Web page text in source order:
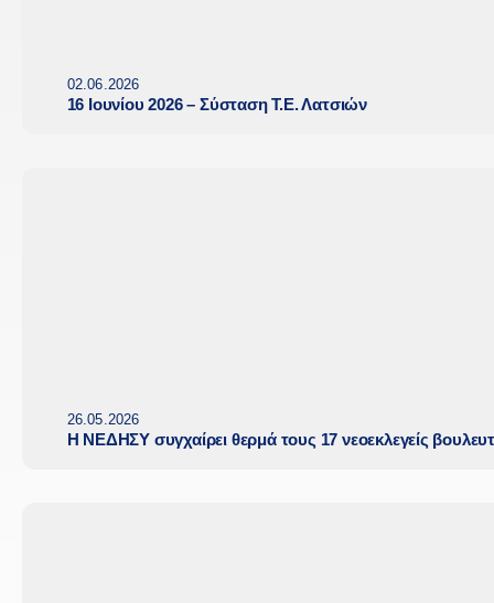
02.06.2026
16 Ιουνίου 2026 – Σύσταση Τ.Ε. Λατσιών
26.05.2026
Η ΝΕΔΗΣΥ συγχαίρει θερμά τους 17 νεοεκλεγείς